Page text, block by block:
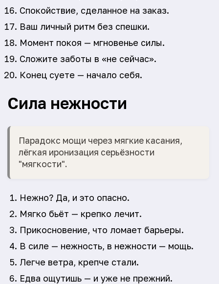
Спокойствие, сделанное на заказ.
Ваш личный ритм без спешки.
Момент покоя — мгновенье силы.
Сложите заботы в «не сейчас».
Конец суете — начало себя.
Сила нежности
Парадокс мощи через мягкие касания,
лёгкая иронизация серьёзности
"мягкости".
Нежно? Да, и это опасно.
Мягко бьёт — крепко лечит.
Прикосновение, что ломает барьеры.
В силе — нежность, в нежности — мощь.
Легче ветра, крепче стали.
Едва ощутишь — и уже не прежний.